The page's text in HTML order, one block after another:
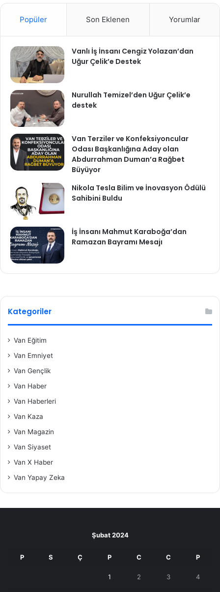
Popüler Son Eklenen Yorumlar
Vanlı İş İnsanı Cengiz Yolazan’dan
Uğur Çelik’e Destek
Nurullah Temizel’den Uğur Çelik’e
destek
Van Terziler ve Konfeksiyoncular
Odası Başkanlığına Aday olan
Abdurrahman Duman’a Rağbet
Büyüyor
Nikola Tesla Bilim ve İnovasyon Ödülü
Sahibini Buldu
İş İnsanı Mahmut Karaboğa’dan
Ramazan Bayramı Mesajı
Kategoriler
Van Eğitim
Van Emniyet
Van Gençlik
Van Haber
Van Haberleri
Van Kaza
Van Magazin
Van Siyaset
Van X Haber
Van Yapay Zeka
Şubat 2024
P S Ç P C C P
1 2 3 4